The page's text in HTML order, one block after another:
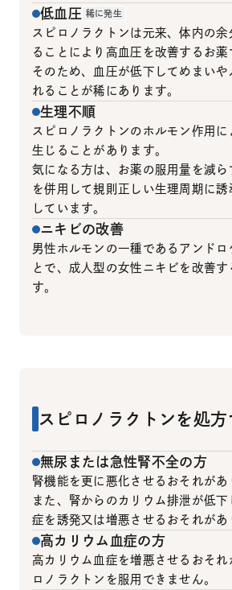
低血圧 稀に発生
スピロノラクトンは元来、体内の
ることにより高血圧を改善するお薬
そのため、血圧が低下してめまいや
れることが稀にあります。
生理不順
スピロノラクトンのホルモン作用
生じることがあります。
気になる方は、お薬の服用量を減
を併用して規則正しい生理周期に
しています。
ニキビの改善
男性ホルモンの一種であるアンドロ
とで、成人型の女性ニキビを改善す
す。
スピロノラクトンを処方
無尿または急性腎不全の方
腎機能を更に悪化させるおそれがあ
また、腎からのカリウム排泄が低下
症を誘発又は増悪させるおそれがあ
高カリウム血症の方
高カリウム血症を増悪させるおそ
ロノラクトンを服用できません。